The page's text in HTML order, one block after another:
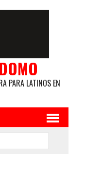
PARA LATINOS EN